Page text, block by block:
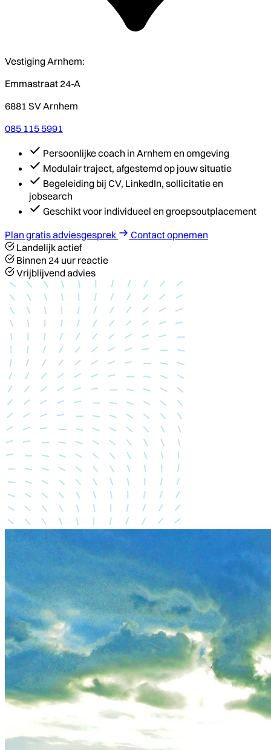
Vestiging Arnhem:
Emmastraat 24-A
6881 SV Arnhem
085 115 5991
Persoonlijke coach in Arnhem en omgeving
Modulair traject, afgestemd op jouw situatie
Begeleiding bij CV, LinkedIn, sollicitatie en
jobsearch
Geschikt voor individueel en groepsoutplacement
Plan gratis adviesgesprek
Contact opnemen
Landelijk actief
Binnen 24 uur reactie
Vrijblijvend advies